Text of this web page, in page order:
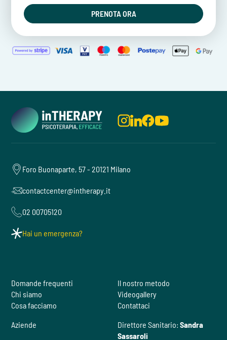
PRENOTA ORA
Foro Buonaparte, 57 - 20121 Milano
contactcenter@intherapy.it
02 00705120
Hai un emergenza?
Domande frequenti
Chi siamo
Cosa facciamo
Il nostro metodo
Videogallery
Contattaci
Aziende
Direttore Sanitario: Sandra
Sassaroli